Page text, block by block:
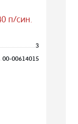
п/син.
3
00-00614015